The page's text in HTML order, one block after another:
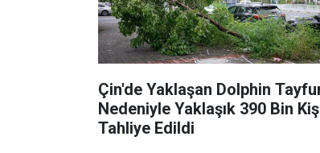
Çin'de Yaklaşan Dolphin
Nedeniyle Yaklaşık 390 Bin
Tahliye Edildi